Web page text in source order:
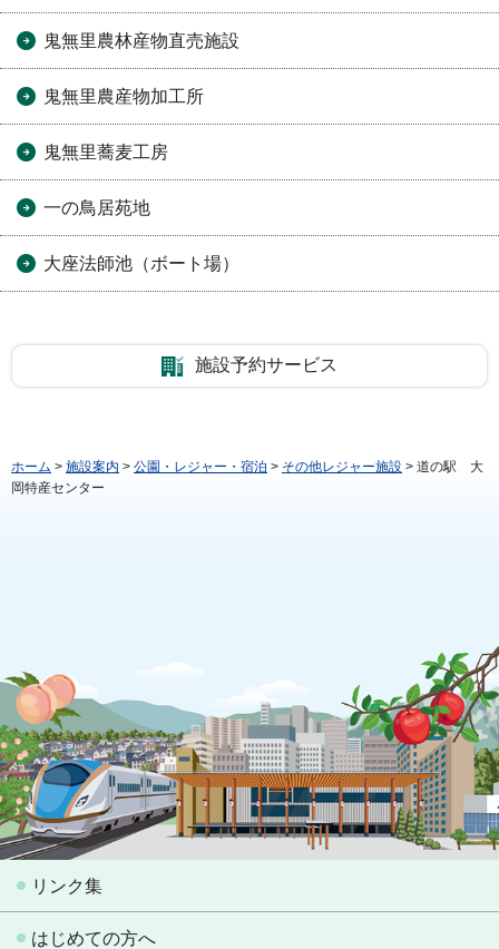
鬼無里農林産物直売施設
鬼無里農産物加工所
鬼無里蕎麦工房
一の鳥居苑地
大座法師池（ボート場）
施設予約サービス
ホーム > 施設案内 > 公園・レジャー・宿泊 > その他レジャー施設 > 道の駅 大
岡特産センター
リンク集
はじめての方へ